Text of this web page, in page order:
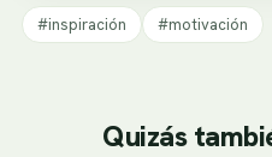
#inspiración #motivación
Quizás